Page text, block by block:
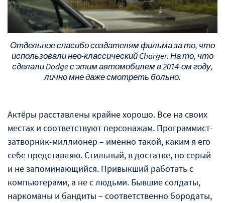
Отдельное спасибо создателям фильма за то, что
использовали нео-классический Charger. На то, что
сделали Dodge с этим автомобилем в 2014-ом году,
лично мне даже смотреть больно.
Актёры расставлены крайне хорошо. Все на своих
местах и соответствуют персонажам. Программист-
затворник-миллионер – именно такой, каким я его
себе представляю. Стильный, в достатке, но серый
и не запоминающийся. Привыкший работать с
компьютерами, а не с людьми. Бывшие солдаты,
наркоманы и бандиты – соответственно бородаты,